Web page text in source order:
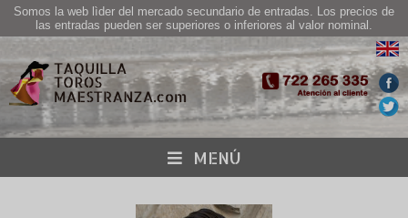
Somos la web lìder del mercado secundario de entradas. Los precios de
las entradas pueden ser superiores o inferiores al valor nominal.
MENÚ